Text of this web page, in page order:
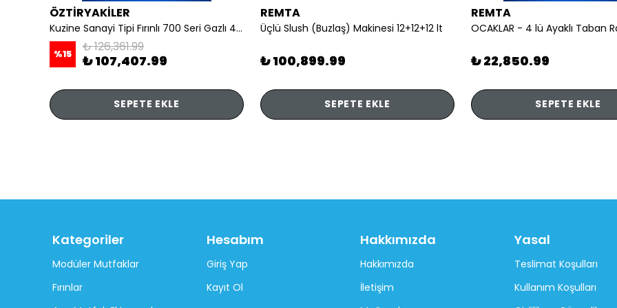
ÖZTİRYAKİLER
Kuzine Sanayi Tipi Fırınlı 700 Seri Gazlı 4 Açık Ateş 80x70x85 (Lp)-2X6Kw+2X7,5Kw+6Kw Elektrikli Fırın
%15 ₺ 126,361.99
₺ 107,407.99
SEPETE EKLE
REMTA
Üçlü Slush (Buzlaş) Makinesi 12+12+12 lt
₺ 100,899.99
SEPETE EKLE
REMTA
₺ 22,850.99
SEPETE EKLE
Kategoriler
Modüler Mutfaklar
Fırınlar
Hesabım
Giriş Yap
Kayıt Ol
Hakkımızda
Hakkımızda
İletişim
Yasal
Teslimat Koşulları
Kullanım Koşulları